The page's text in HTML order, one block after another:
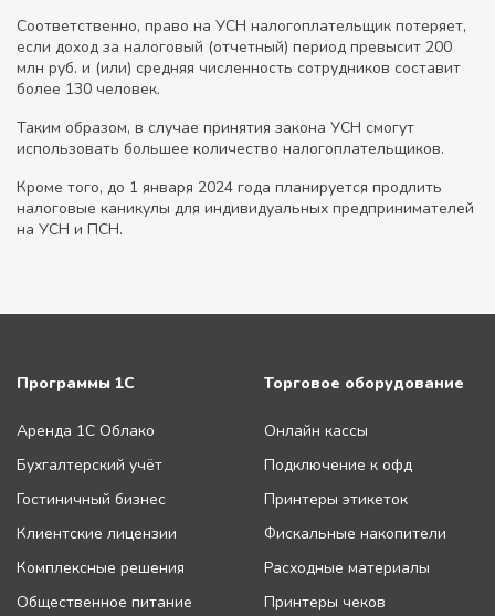
Соответственно, право на УСН налогоплательщик потеряет,
если доход за налоговый (отчетный) период превысит 200
млн руб. и (или) средняя численность сотрудников составит
более 130 человек.
Таким образом, в случае принятия закона УСН смогут
использовать большее количество налогоплательщиков.
Кроме того, до 1 января 2024 года планируется продлить
налоговые каникулы для индивидуальных предпринимателей
на УСН и ПСН.
Программы 1С
Аренда 1С Облако
Бухгалтерский учёт
Гостиничный бизнес
Клиентские лицензии
Комплексные решения
Общественное питание
Торговое оборудование
Онлайн кассы
Подключение к офд
Принтеры этикеток
Фискальные накопители
Расходные материалы
Принтеры чеков